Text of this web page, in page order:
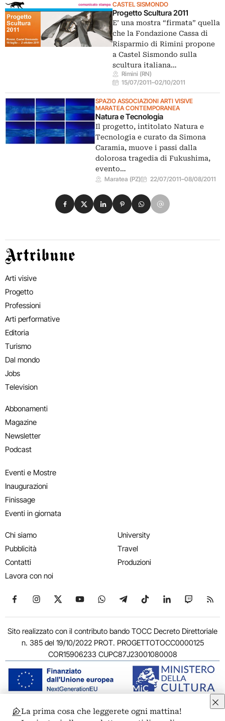
CASTEL SISMONDO
Progetto Scultura 2011
E’ una mostra “firmata” quella
che la Fondazione Cassa di
Risparmio di Rimini propone
a Castel Sismondo sulla
scultura italiana…
Rimini (RN)
15/07/2011–02/10/2011
SPAZIO ASSOCIAZIONI ARTI VISIVE
MARATEA CONTEMPORANEA
Natura e Tecnologia
Il progetto, intitolato Natura e
Tecnologia e curato da Simona
Caramia, muove i passi dalla
dolorosa tragedia di Fukushima,
evento…
Maratea (PZ) 22/07/2011–08/08/2011
Condividi su Facebook
Condividi su X
Condividi su LinkedIn
Condividi su Pinterest
Condividi su WhatsApp
Condividi su Email
Artribune
Arti visive
Progetto
Professioni
Arti performative
Editoria
Turismo
Dal mondo
Jobs
Television
Abbonamenti
Magazine
Newsletter
Podcast
Eventi e Mostre
Inaugurazioni
Finissage
Eventi in giornata
Chi siamo
Pubblicità
Contatti
Lavora con noi
University
Travel
Produzioni
Seguici su Facebook
Seguici su Instagram
Seguici su X
Seguici su YouTube
Seguici su WhatsApp
Seguici su Telegram
Seguici su TikTok
Seguici su
Seguici
Sito realizzato con il contributo bando TOCC Decreto Direttoriale
n. 385 del 19/10/2022 PROT. PROGETTOTOCC0000125
COR15906233 CUPC87J23001080008
© 2011-2026 ARTRIBUNE srl – Corso Vittorio Emanuele II, 287 –
La prima cosa che leggerete ogni mattina!